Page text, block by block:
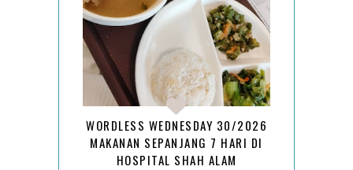
WORDLESS WEDNESDAY 30/2026
MAKANAN SEPANJANG 7 HARI DI
HOSPITAL SHAH ALAM